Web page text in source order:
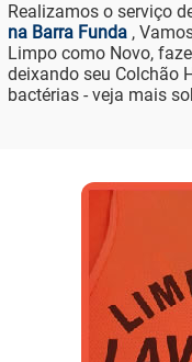
Realizamos o serviço
na Barra Funda,
Limpo como Novo,
deixando seu Colchão
bactérias - veja mais